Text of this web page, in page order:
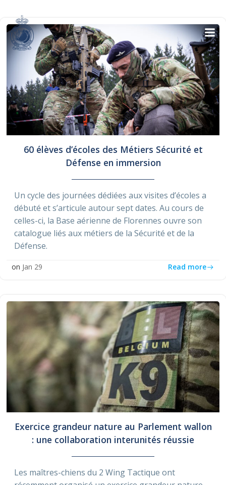
60 élèves d’écoles des Métiers Sécurité et
Défense en immersion
Un cycle des journées dédiées aux visites d’écoles a
débuté et s’articule autour sept dates. Au cours de
celles-ci, la Base aérienne de Florennes ouvre son
catalogue liés aux métiers de la Sécurité et de la
Défense.
on Jan 29 Read more
Exercice grandeur nature au Parlement wallon
: une collaboration interunités réussie
Les maîtres-chiens du 2 Wing Tactique ont